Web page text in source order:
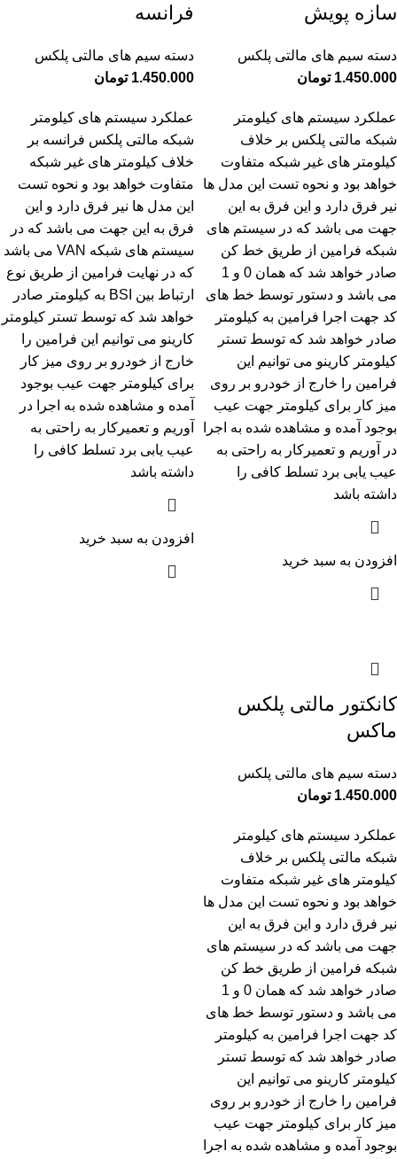
سازه پویش
دسته سیم های مالتی پلکس
1.450.000 تومان
عملکرد سیستم های کیلومتر
شبکه مالتی پلکس بر خلاف
کیلومتر های غیر شبکه متفاوت
خواهد بود و نحوه تست این مدل ها
نیر فرق دارد و این فرق به این
جهت می باشد که در سیستم های
شبکه فرامین از طریق خط کن
صادر خواهد شد که همان 0 و 1
می باشد و دستور توسط خط های
کد جهت اجرا فرامین به کیلومتر
صادر خواهد شد که توسط تستر
کیلومتر کارینو می توانیم این
فرامین را خارج از خودرو بر روی
میز کار برای کیلومتر جهت عیب
بوجود آمده و مشاهده شده به اجرا
در آوریم و تعمیرکار به راحتی به
عیب یابی برد تسلط کافی را
داشته باشد
افزودن به سبد خرید
فرانسه
دسته سیم های مالتی پلکس
1.450.000 تومان
عملکرد سیستم های کیلومتر
شبکه مالتی پلکس فرانسه بر
خلاف کیلومتر های غیر شبکه
متفاوت خواهد بود و نحوه تست
این مدل ها نیر فرق دارد و این
فرق به این جهت می باشد که در
سیستم های شبکه VAN می باشد
که در نهایت فرامین از طریق نوع
ارتباط بین BSI به کیلومتر صادر
خواهد شد که توسط تستر کیلومتر
کارینو می توانیم این فرامین را
خارج از خودرو بر روی میز کار
برای کیلومتر جهت عیب بوجود
آمده و مشاهده شده به اجرا در
آوریم و تعمیرکار به راحتی به
عیب یابی برد تسلط کافی را
داشته باشد
افزودن به سبد خرید
کانکتور مالتی پلکس
ماکس
دسته سیم های مالتی پلکس
1.450.000 تومان
عملکرد سیستم های کیلومتر
شبکه مالتی پلکس بر خلاف
کیلومتر های غیر شبکه متفاوت
خواهد بود و نحوه تست این مدل ها
نیر فرق دارد و این فرق به این
جهت می باشد که در سیستم های
شبکه فرامین از طریق خط کن
صادر خواهد شد که همان 0 و 1
می باشد و دستور توسط خط های
کد جهت اجرا فرامین به کیلومتر
صادر خواهد شد که توسط تستر
کیلومتر کارینو می توانیم این
فرامین را خارج از خودرو بر روی
میز کار برای کیلومتر جهت عیب
بوجود آمده و مشاهده شده به اجرا